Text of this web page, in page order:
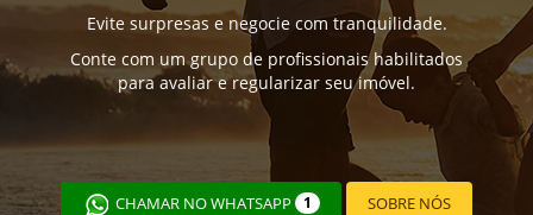
Evite surpresas e negocie com tranquilidade.
Conte com um grupo de profissionais habilitados
para avaliar e regularizar seu imóvel.
CHAMAR NO WHATSAPP 1 SOBRE NÓS